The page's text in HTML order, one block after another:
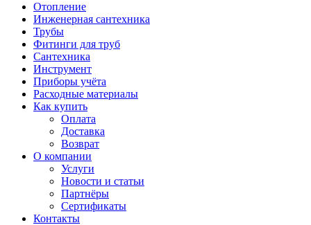
Отопление
Инженерная сантехника
Трубы
Фитинги для труб
Сантехника
Инструмент
Приборы учёта
Расходные материалы
Как купить
Оплата
Доставка
Возврат
О компании
Услуги
Новости и статьи
Партнёры
Сертификаты
Контакты